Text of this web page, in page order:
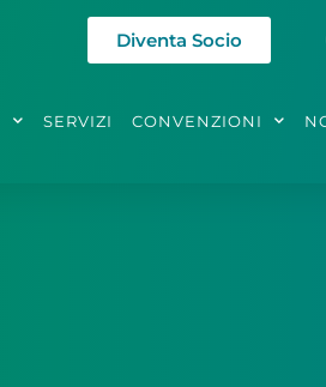
Diventa Socio
SERVIZI CONVENZIONI